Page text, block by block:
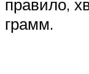
правило,
грамм.